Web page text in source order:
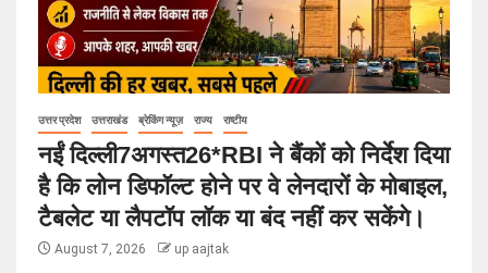
उत्तर प्रदेश उत्तराखंड ब्रेकिंग न्यूज़ राज्य राष्टीय
नईं दिल्ली7अगस्त26*RBI ने बैंकों को निर्देश दिया
है कि लोन डिफॉल्ट होने पर वे लेनदारों के मोबाइल,
टैबलेट या लैपटॉप लॉक या बंद नहीं कर सकेंगे।
August 7, 2026 up aajtak